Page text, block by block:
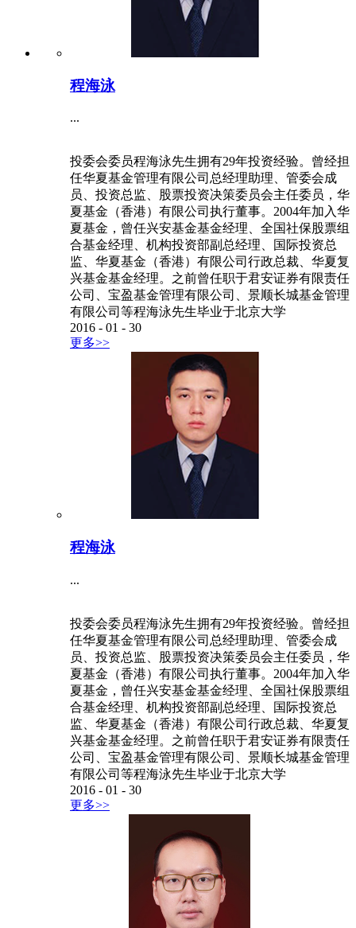
程海泳
...
投委会委员程海泳先生拥有29年投资经验。曾经担
任华夏基金管理有限公司总经理助理、管委会成
员、投资总监、股票投资决策委员会主任委员，华
夏基金（香港）有限公司执行董事。2004年加入华
夏基金，曾任兴安基金基金经理、全国社保股票组
合基金经理、机构投资部副总经理、国际投资总
监、华夏基金（香港）有限公司行政总裁、华夏复
兴基金基金经理。之前曾任职于君安证券有限责任
公司、宝盈基金管理有限公司、景顺长城基金管理
有限公司等程海泳先生毕业于北京大学
2016 - 01 - 30
更多>>
程海泳
...
投委会委员程海泳先生拥有29年投资经验。曾经担
任华夏基金管理有限公司总经理助理、管委会成
员、投资总监、股票投资决策委员会主任委员，华
夏基金（香港）有限公司执行董事。2004年加入华
夏基金，曾任兴安基金基金经理、全国社保股票组
合基金经理、机构投资部副总经理、国际投资总
监、华夏基金（香港）有限公司行政总裁、华夏复
兴基金基金经理。之前曾任职于君安证券有限责任
公司、宝盈基金管理有限公司、景顺长城基金管理
有限公司等程海泳先生毕业于北京大学
2016 - 01 - 30
更多>>